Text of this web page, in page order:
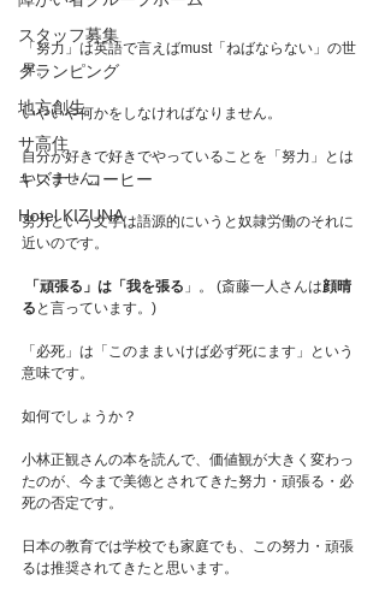
スタッフ募集
グランピング
地方創生
サ高住
キズナ・コーヒー
Hotel KIZUNA
「努力」は英語で言えばmust「ねばならない」の世
界。
いやいや何かをしなければなりません。
自分が好きで好きでやっていることを「努力」とは
いいません。
努力という文字は語源的にいうと奴隷労働のそれに
近いのです。
「頑張る」は「我を張る 」。 (斎藤一人さんは顔晴
る と言っています。)
「必死」は「このままいけば必ず死にます」という
意味です。
如何でしょうか？
小林正観さんの本を読んで、価値観が大きく変わっ
たのが、今まで美徳とされてきた努力・頑張る・必
死の否定です。
日本の教育では学校でも家庭でも、この努力・頑張
るは推奨されてきたと思います。